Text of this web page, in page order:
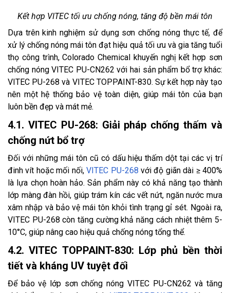
Kết hợp VITEC tối ưu chống nóng, tăng độ bền mái tôn
Dựa trên kinh nghiệm sử dụng sơn chống nóng thực tế, để
xử lý chống nóng mái tôn đạt hiệu quả tối ưu và gia tăng tuổi
thọ công trình, Colorado Chemical khuyến nghị kết hợp sơn
chống nóng VITEC PU-CN262 với hai sản phẩm bổ trợ khác:
VITEC PU-268 và VITEC TOPPAINT-830. Sự kết hợp này tạo
nên một hệ thống bảo vệ toàn diện, giúp mái tôn của bạn
luôn bền đẹp và mát mẻ.
4.1. VITEC PU-268: Giải pháp chống thấm và
chống nứt bổ trợ
Đối với những mái tôn cũ có dấu hiệu thấm dột tại các vị trí
đinh vít hoặc mối nối,VITEC PU-268 với độ giãn dài ≥ 400%
là lựa chọn hoàn hảo. Sản phẩm này có khả năng tạo thành
lớp màng đàn hồi, giúp trám kín các vết nứt, ngăn nước mưa
xâm nhập và bảo vệ mái tôn khỏi tình trạng gỉ sét. Ngoài ra,
VITEC PU-268 còn tăng cường khả năng cách nhiệt thêm 5-
10°C, giúp nâng cao hiệu quả chống nóng tổng thể.
4.2. VITEC TOPPAINT-830: Lớp phủ bền thời
tiết và kháng UV tuyệt đối
Để bảo vệ lớp sơn chống nóng VITEC PU-CN262 và tăng